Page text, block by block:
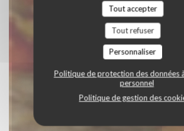
Tout accepter
Tout refuser
Personnaliser
Politique de protection des données
personnel
Politique de gestion des